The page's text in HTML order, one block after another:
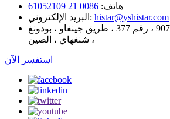
هاتف: 0086 21 61052109
البريد الإلكتروني: histar@yshistar.com
رينغيت ماليزي 907 ، رقم 377 ، طريق جينغاو ، بودونغ
، شنغهاي ، الصين
استفسر الآن